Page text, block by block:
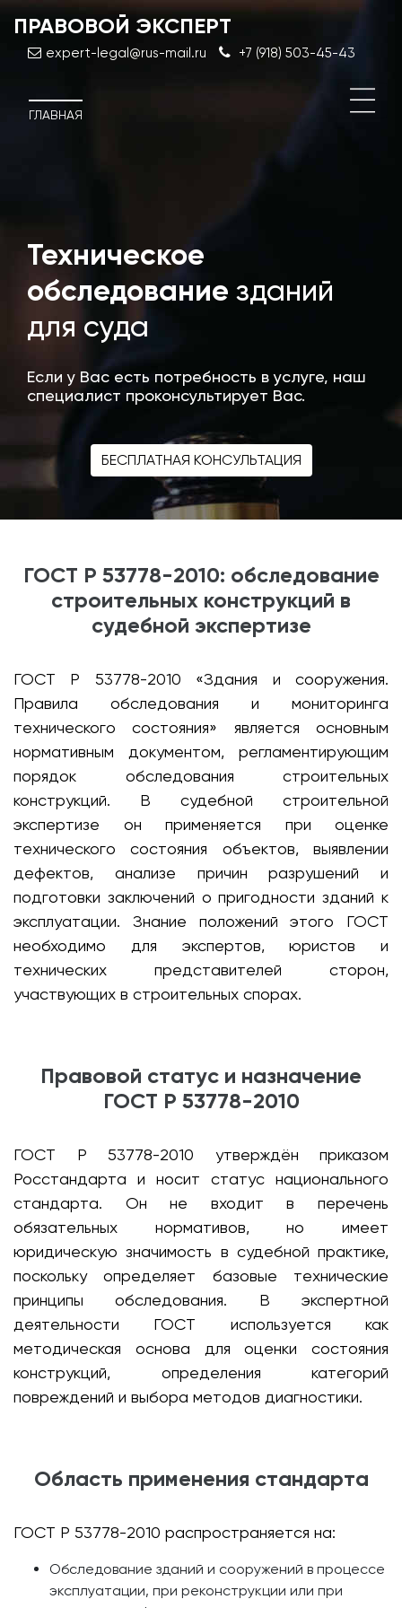
ПРАВОВОЙ ЭКСПЕРТ
expert-legal@rus-mail.ru +7 (918) 503-45-43
ГЛАВНАЯ
Техническое
обследование зданий
для суда
Если у Вас есть потребность в услуге, наш
специалист проконсультирует Вас.
БЕСПЛАТНАЯ КОНСУЛЬТАЦИЯ
ГОСТ Р 53778-2010: обследование
строительных конструкций в
судебной экспертизе
ГОСТ Р 53778-2010 «Здания и сооружения.
Правила обследования и мониторинга
технического состояния» является основным
нормативным документом, регламентирующим
порядок обследования строительных
конструкций. В судебной строительной
экспертизе он применяется при оценке
технического состояния объектов, выявлении
дефектов, анализе причин разрушений и
подготовки заключений о пригодности зданий к
эксплуатации. Знание положений этого ГОСТ
необходимо для экспертов, юристов и
технических представителей сторон,
участвующих в строительных спорах.
Правовой статус и назначение
ГОСТ Р 53778-2010
ГОСТ Р 53778-2010 утверждён приказом
Росстандарта и носит статус национального
стандарта. Он не входит в перечень
обязательных нормативов, но имеет
юридическую значимость в судебной практике,
поскольку определяет базовые технические
принципы обследования. В экспертной
деятельности ГОСТ используется как
методическая основа для оценки состояния
конструкций, определения категорий
повреждений и выбора методов диагностики.
Область применения стандарта
ГОСТ Р 53778-2010 распространяется на:
Обследование зданий и сооружений в процессе
эксплуатации, при реконструкции или при